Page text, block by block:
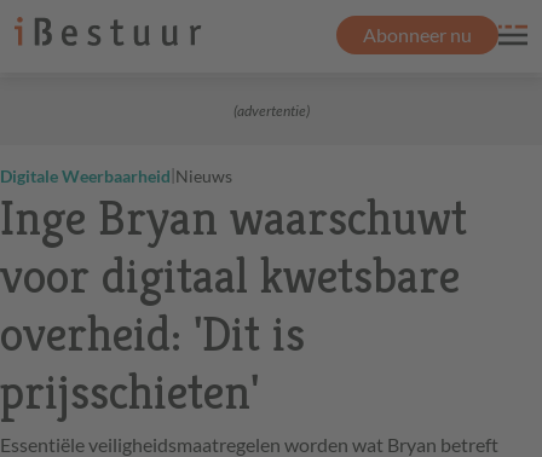
Abonneer nu
(advertentie)
Digitale Weerbaarheid|Nieuws
Inge Bryan waarschuwt
voor digitaal kwetsbare
overheid: 'Dit is
prijsschieten'
Essentiële veiligheidsmaatregelen worden wat Bryan betreft